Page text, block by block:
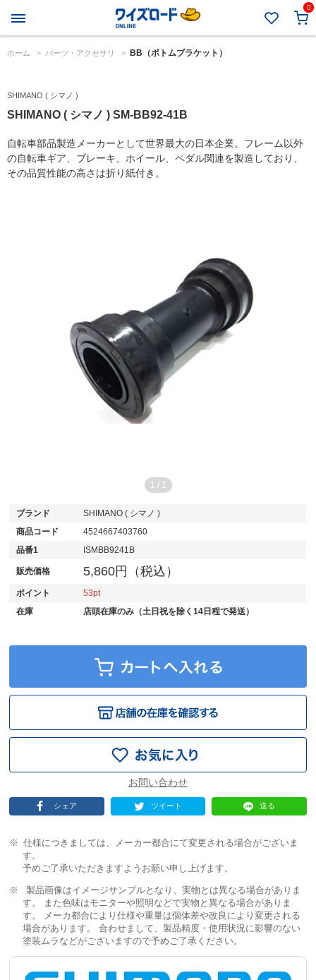
0
ホーム > パーツ・アクセサリ > BB（ボトムブラケット）
SHIMANO ( シマノ )
SHIMANO ( シマノ ) SM-BB92-41B
自転車部品製造メーカーとして世界最大の日本企業。フレーム以外
の自転車ギア、ブレーキ、ホイール、ペダル関連を製造しており、
その品質性能の高さは折り紙付き。
1 / 1
ブランド
SHIMANO ( シマノ )
商品コード
4524667403760
品番1
ISMBB9241B
販売価格 5,860円（税込）
ポイント
53
在庫
店頭在庫のみ（土日祝を除く14日程で発送）
シェア ツイート 送る
仕様につきましては、メーカー都合にて変更される場合がございま
す。
予めご了承いただきますようお願い申し上げます。
製品画像はイメージサンプルとなり、実物とは異なる場合がありま
す。 また色味はモニターや照明などで実物と異なる場合がありま
す。 メーカ都合により仕様や重量は個体差や改良により変更される
場合があります。 合わせまして、製品精度・使用状況に影響のない
塗装ムラなどがございますので予めご了承ください。